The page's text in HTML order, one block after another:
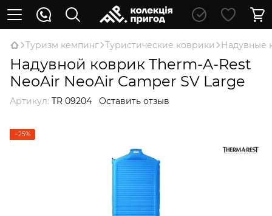
Туризм кемпинг Туристические коврики Надувные
Надувной коврик Therm-A-Rest
NeoAir NeoAir Camper SV Large
Артикул: TR 09204 Оставить отзыв
−25%